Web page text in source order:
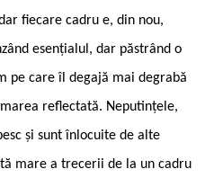
fiecare cadru e, din nou,
esențialul, dar păstrând o
pe care îl degajă mai degrabă
reflectată. Neputințele,
și sunt înlocuite de alte
mare a trecerii de la un cadru